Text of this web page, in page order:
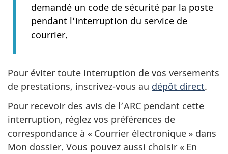
demandé un code de sécurité par la poste
pendant l’interruption du service de
courrier.
Pour éviter toute interruption de vos versements
de prestations, inscrivez-vous au dépôt direct.
Pour recevoir des avis de l’ARC pendant cette
interruption, réglez vos préférences de
correspondance à « Courrier électronique » dans
Mon dossier. Vous pouvez aussi choisir « En